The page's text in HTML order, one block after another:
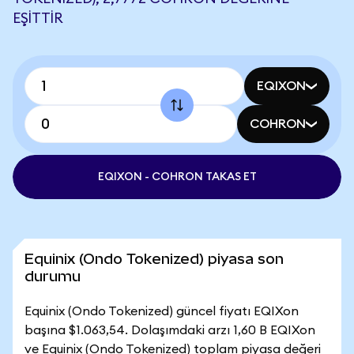
EŞITTIR
EQIXON
COHRON
EQIXON - COHRON TAKAS ET
Equinix (Ondo Tokenized) piyasa son
durumu
Equinix (Ondo Tokenized) güncel fiyatı EQIXon
başına $1.063,54. Dolaşımdaki arzı 1,60 B EQIXon
ve Equinix (Ondo Tokenized) toplam piyasa değeri